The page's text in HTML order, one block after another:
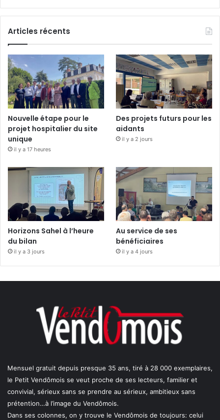
Articles récents
Nouvelle étape pour le
projet hospitalier du site
unique
il y a 17 heures
Des projets futurs pour les
aidants
il y a 2 jours
Horizons Sahel à l’heure
du bilan
il y a 3 jours
Au service de ses
bénéficiaires
il y a 4 jours
Mensuel gratuit depuis presque 35 ans, tiré à 28 000 exemplaires,
le Petit Vendômois se veut proche de ses lecteurs, familier et
convivial, sérieux sans se prendre au sérieux, ambitieux sans
prétention…à l’image du Vendômois.
Dans ses colonnes, on y trouve le Vendômois de toujours: celui